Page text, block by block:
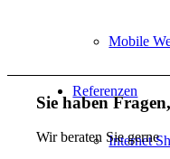
Mobile
Referenzen
Internet
Sie haben
Wir beraten Sie gerne